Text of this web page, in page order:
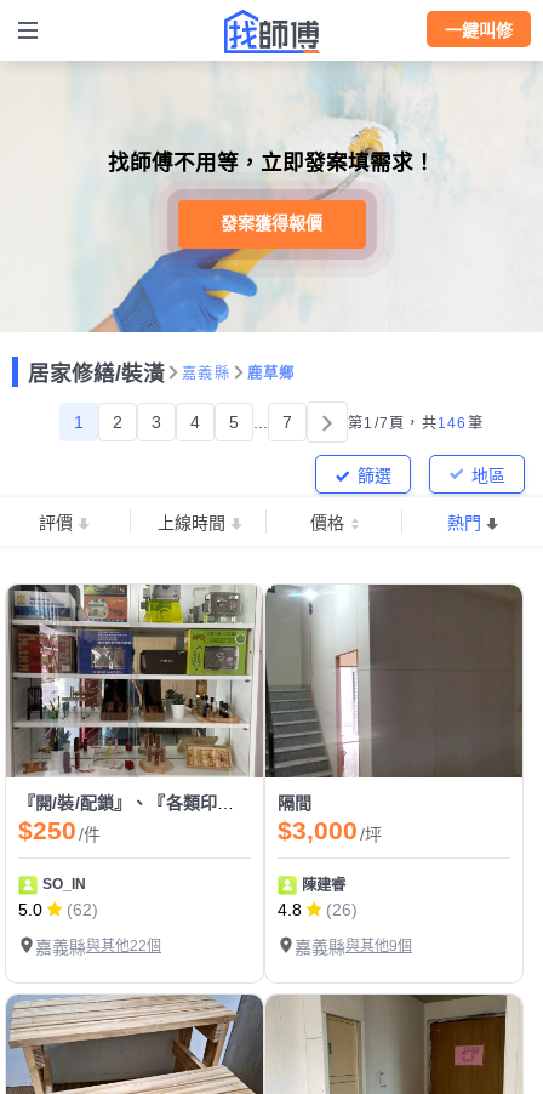
一鍵叫修
找師傅不用等，立即發案填需求！
發案獲得報價
居家修繕/裝潢 嘉義縣 鹿草鄉
1 2 3 4 5 7 第1/7頁， 共146 筆
地區
篩選
評價 上線時間 價格 熱門
『開/裝/配鎖』、『各類印章製作』、『感應卡/遙控器拷貝』
$250/件
SO_IN
5.0
(62)
嘉義縣與其他22個
隔間
$3,000/坪
陳建睿
4.8
(26)
嘉義縣與其他9個